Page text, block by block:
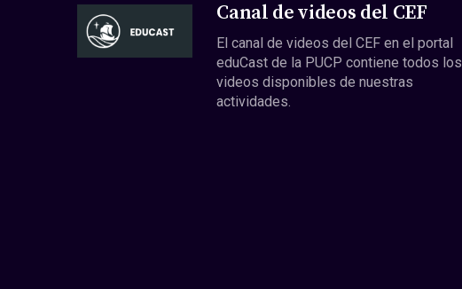
Canal de videos del CEF
El canal de videos del CEF en el portal
eduCast de la PUCP contiene todos los
videos disponibles de nuestras
actividades.